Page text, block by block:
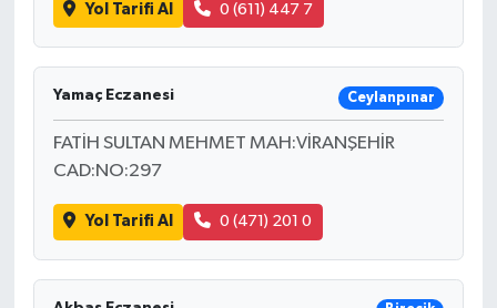
Yol Tarifi Al 0 (611) 447 7
Yamaç Eczanesi Ceylanpınar
FATİH SULTAN MEHMET MAH:VİRANŞEHİR
CAD:NO:297
Yol Tarifi Al 0 (471) 201 0